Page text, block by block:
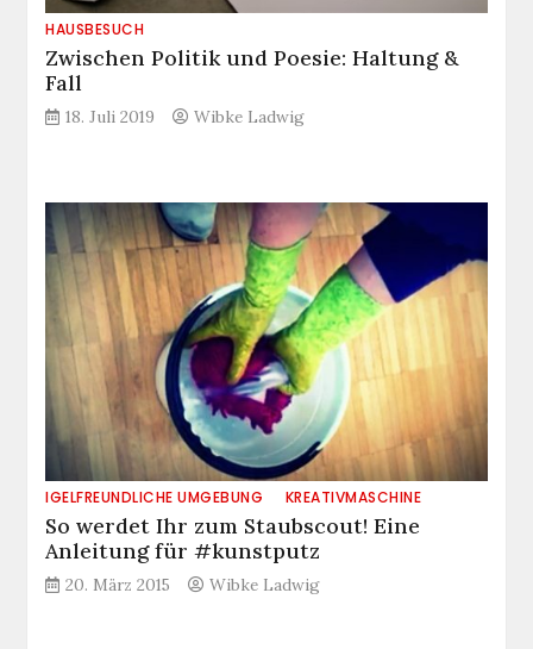
HAUSBESUCH
Zwischen Politik und Poesie: Haltung &
Fall
18. Juli 2019 Wibke Ladwig
IGELFREUNDLICHE UMGEBUNG KREATIVMASCHINE
So werdet Ihr zum Staubscout! Eine
Anleitung für #kunstputz
20. März 2015 Wibke Ladwig